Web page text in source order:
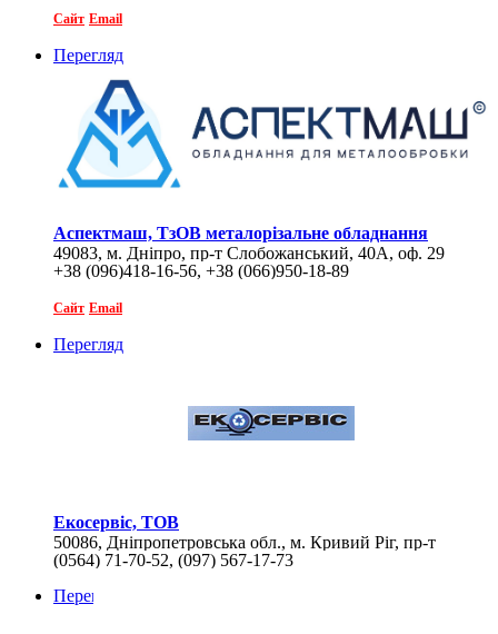
Сайт Email
Перегляд
Аспектмаш, ТзОВ металорізальне обладнання
49083, м. Дніпро, пр-т Слобожанський, 40А, оф. 29
+38 (096)418-16-56, +38 (066)950-18-89
Сайт Email
Перегляд
Екосервіс, ТОВ
50086, Дніпропетровська обл., м. Кривий Ріг, пр-т
Гагаріна, 57
(0564) 71-70-52, (097) 567-17-73
Перегляд